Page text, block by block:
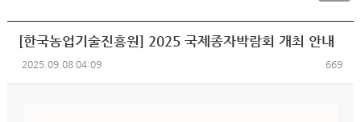
[한국농업기술진흥원] 2025 국제종자박람회 개최 안내
2025.09.08 04:09 669